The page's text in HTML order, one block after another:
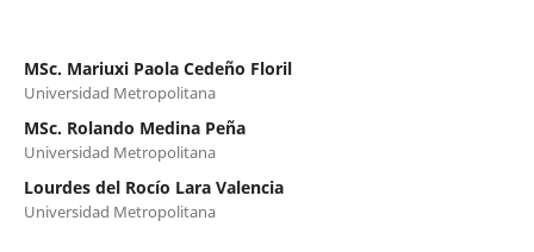
MSc. Mariuxi Paola Cedeño Floril
Universidad Metropolitana
MSc. Rolando Medina Peña
Universidad Metropolitana
Lourdes del Rocío Lara Valencia
Universidad Metropolitana